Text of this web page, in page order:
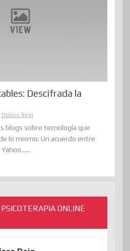
Descifrada la
Dolors Reig
blogs sobre tecnología que
lo mismo: Un acuerdo entre
ONLINE